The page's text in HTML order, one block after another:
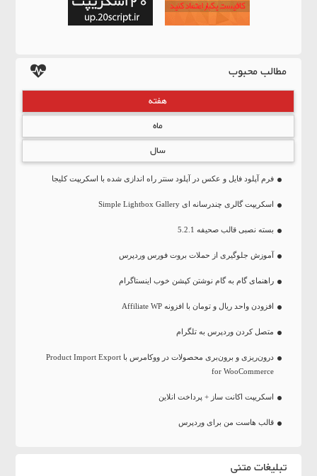
مطالب محبوب
هفته
ماه
سال
فرم آپلود فایل و عکس در آپلود سنتر راه اندازی شده با اسکریپت کلیجا
اسکریپت گالری چندرسانه ای Simple Lightbox Gallery
بسته نصبی قالب صحیفه 5.2.1
آموزش جلوگیری از حملات بروت فورس وردپرس
راهنمای گام به گام نوشتن کپشن خوب اینستاگرام
افزودن واحد ریال و تومان با افزونه Affiliate WP
متصل کردن وردپرس به تلگرام
درون‌ریزی و برون‌بری محصولات در ووکامرس با Product Import Export
for WooCommerce
اسکریپت اکانت ساز + پرداخت انلاین
قالب هاست من برای وردپرس
تبلیغات متنی